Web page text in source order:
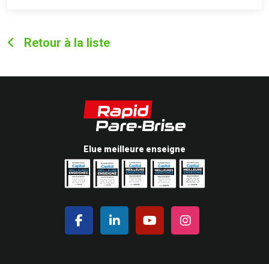
Retour à la liste
Elue meilleure enseigne